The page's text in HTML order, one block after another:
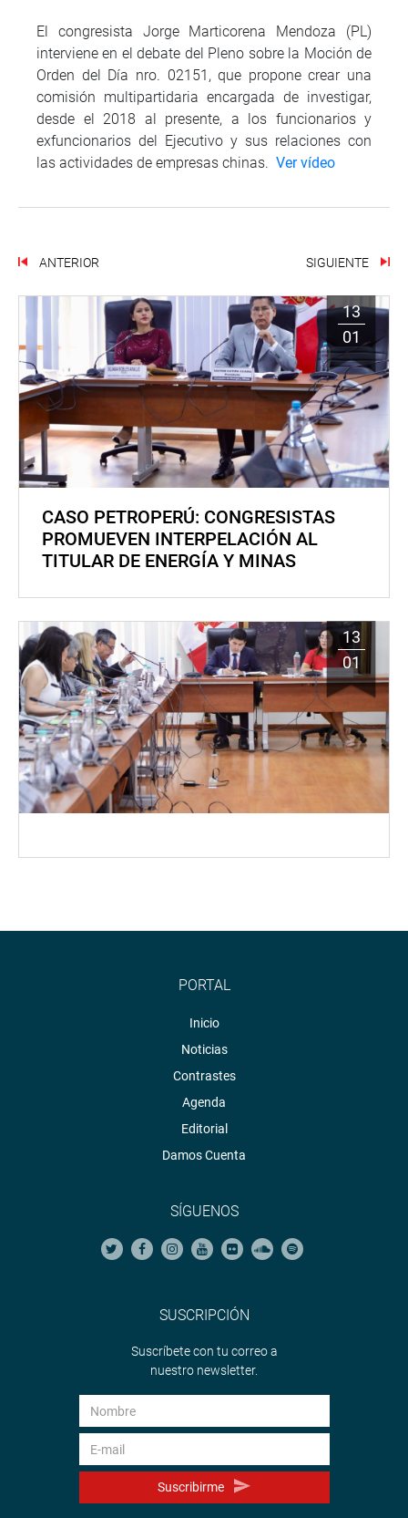
El congresista Jorge Marticorena Mendoza (PL)
interviene en el debate del Pleno sobre la Moción de
Orden del Día nro. 02151, que propone crear una
comisión multipartidaria encargada de investigar,
desde el 2018 al presente, a los funcionarios y
exfuncionarios del Ejecutivo y sus relaciones con
las actividades de empresas chinas. Ver vídeo
ANTERIOR SIGUIENTE
13
01
CASO PETROPERÚ: CONGRESISTAS
PROMUEVEN INTERPELACIÓN AL
TITULAR DE ENERGÍA Y MINAS
13
01
PORTAL
Inicio
Noticias
Contrastes
Agenda
Editorial
Damos Cuenta
SÍGUENOS
SUSCRIPCIÓN
Suscríbete con tu correo a
nuestro newsletter.
Suscribirme